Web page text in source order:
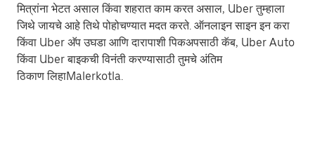
मित्रांना भेटत असाल किंवा शहरात काम करत असाल, Uber तुम्हाला
जिथे जायचे आहे तिथे पोहोचण्यात मदत करते. ऑनलाइन साइन इन करा
किंवा Uber अ‍ॅप उघडा आणि दारापाशी पिकअपसाठी कॅब, Uber Auto
किंवा Uber बाइकची विनंती करण्यासाठी तुमचे अंतिम
ठिकाण लिहाMalerkotla.